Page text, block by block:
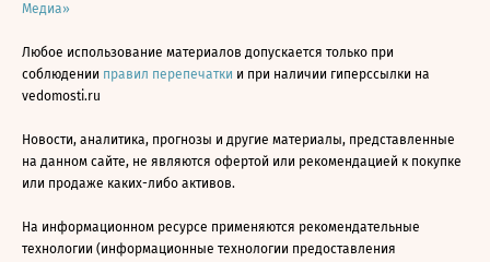
Медиа»
Любое использование материалов допускается только при
соблюдении правил перепечатки и при наличии гиперссылки на
vedomosti.ru
Новости, аналитика, прогнозы и другие материалы, представленные
на данном сайте, не являются офертой или рекомендацией к покупке
или продаже каких-либо активов.
На информационном ресурсе применяются рекомендательные
технологии (информационные технологии предоставления